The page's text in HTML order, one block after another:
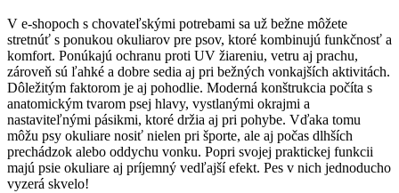
V e-shopoch s chovateľskými potrebami sa už bežne môžete
stretnúť s ponukou okuliarov pre psov, ktoré kombinujú funkčnosť a
komfort. Ponúkajú ochranu proti UV žiareniu, vetru aj prachu,
zároveň sú ľahké a dobre sedia aj pri bežných vonkajších aktivitách.
Dôležitým faktorom je aj pohodlie. Moderná konštrukcia počíta s
anatomickým tvarom psej hlavy, vystlanými okrajmi a
nastaviteľnými pásikmi, ktoré držia aj pri pohybe. Vďaka tomu
môžu psy okuliare nosiť nielen pri športe, ale aj počas dlhších
prechádzok alebo oddychu vonku. Popri svojej praktickej funkcii
majú psie okuliare aj príjemný vedľajší efekt. Pes v nich jednoducho
vyzerá skvelo!